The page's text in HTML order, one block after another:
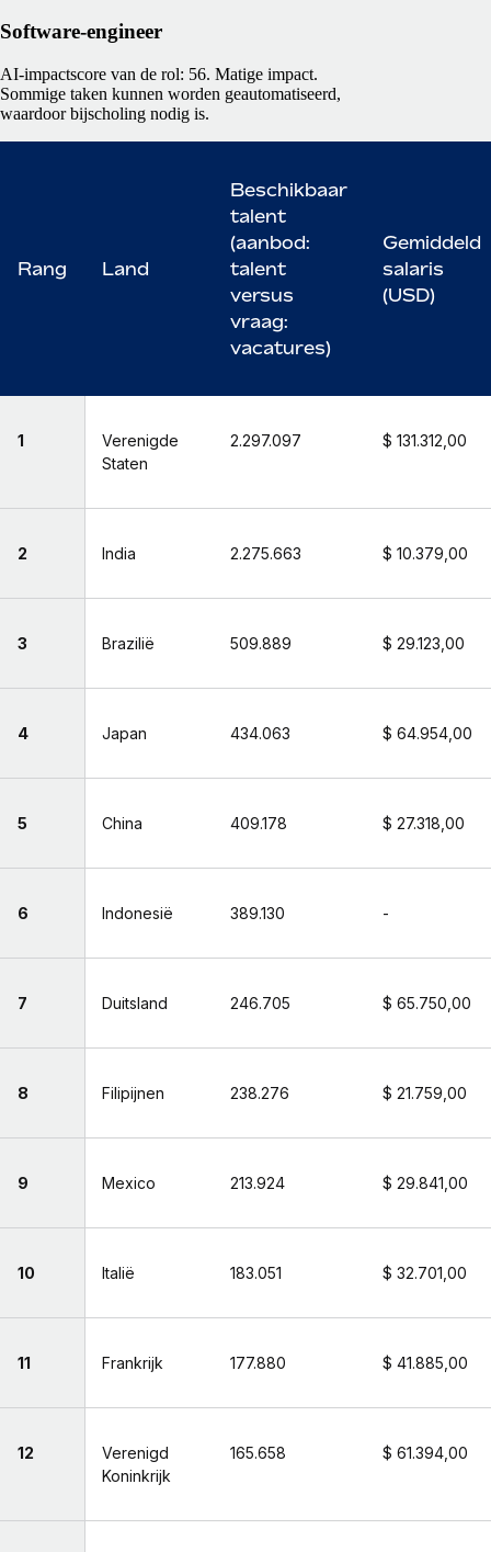
Software-engineer
AI-impactscore van de rol: 56. Matige impact.
Sommige taken kunnen worden geautomatiseerd,
waardoor bijscholing nodig is.
Rang Land
Beschikbaar
talent
(aanbod:
talent
versus
vraag:
vacatures)
Gemiddeld
salaris
(USD)
1
Verenigde
Staten
2.297.097 $ 131.312,00
2 India 2.275.663 $ 10.379,00
3 Brazilië 509.889 $ 29.123,00
4 Japan 434.063 $ 64.954,00
5 China 409.178 $ 27.318,00
6 Indonesië 389.130 -
7 Duitsland 246.705 $ 65.750,00
8 Filipijnen 238.276 $ 21.759,00
9 Mexico 213.924 $ 29.841,00
10 Italië 183.051 $ 32.701,00
11 Frankrijk 177.880 $ 41.885,00
12
Verenigd
Koninkrijk
165.658 $ 61.394,00